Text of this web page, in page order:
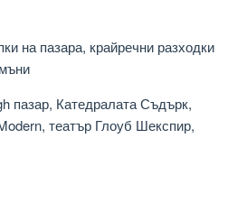
на пазара, крайречни разходки
пазар, Катедралата Съдърк,
театър Глоуб Шекспир,